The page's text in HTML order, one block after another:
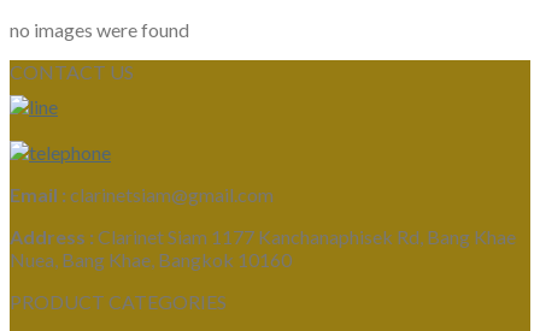
no images were found
CONTACT US
Email : clarinetsiam@gmail.com
Address : Clarinet Siam 1177 Kanchanaphisek Rd, Bang Khae
Nuea, Bang Khae, Bangkok 10160
PRODUCT CATEGORIES